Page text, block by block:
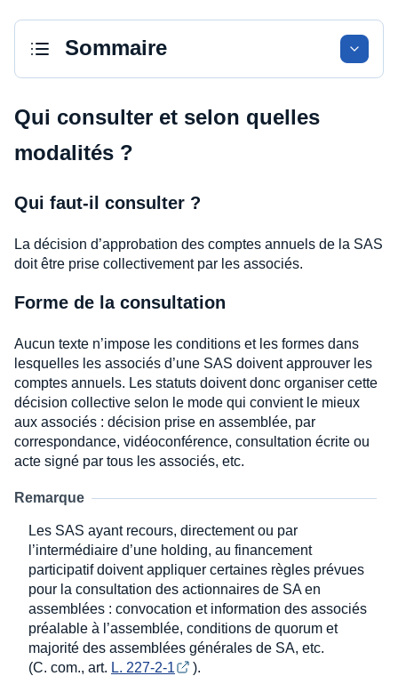
Sommaire
Qui consulter et selon quelles
modalités ?
Qui faut-il consulter ?
La décision d’approbation des comptes annuels de la SAS
doit être prise collectivement par les associés.
Forme de la consultation
Aucun texte n’impose les conditions et les formes dans
lesquelles les associés d’une SAS doivent approuver les
comptes annuels. Les statuts doivent donc organiser cette
décision collective selon le mode qui convient le mieux
aux associés : décision prise en assemblée, par
correspondance, vidéoconférence, consultation écrite ou
acte signé par tous les associés, etc.
Remarque
Les SAS ayant recours, directement ou par
l’intermédiaire d’une holding, au financement
participatif doivent appliquer certaines règles prévues
pour la consultation des actionnaires de SA en
assemblées : convocation et information des associés
préalable à l’assemblée, conditions de quorum et
majorité des assemblées générales de SA, etc.
(C. com., art. L. 227-2-1 ).